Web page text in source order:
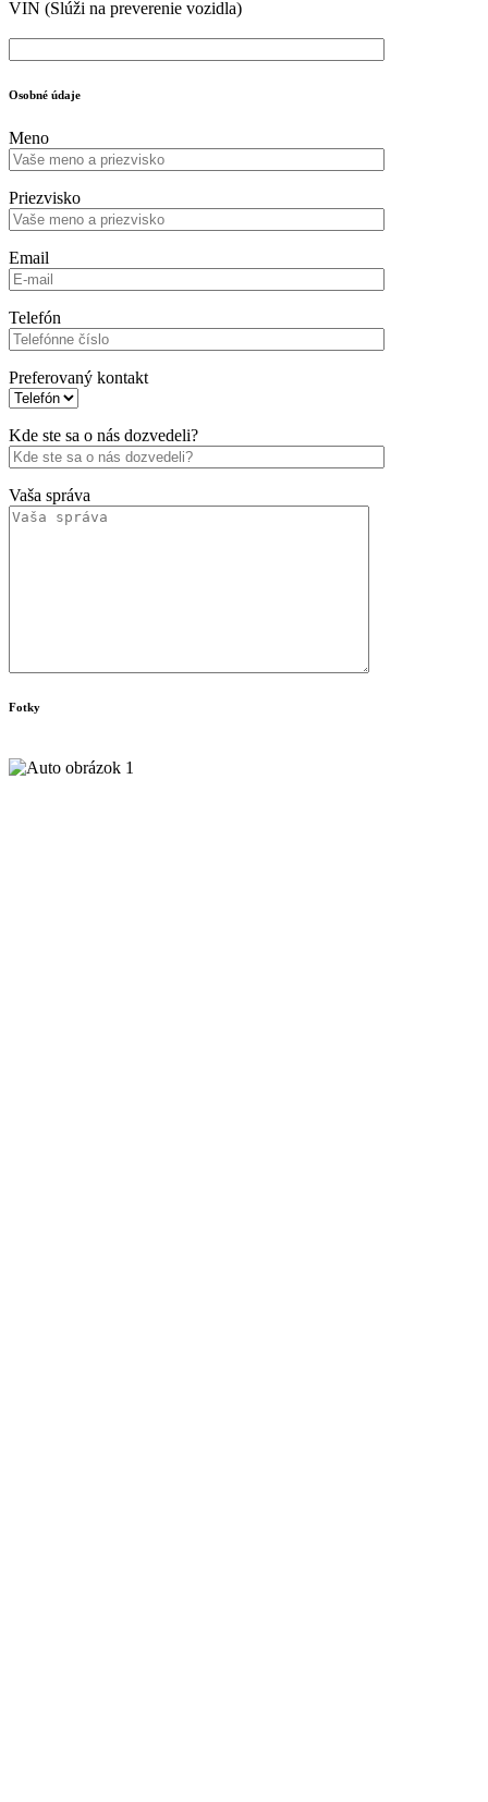
VIN (Slúži na preverenie vozidla)
Osobné údaje
Meno
Priezvisko
Email
Telefón
Preferovaný kontakt
Kde ste sa o nás dozvedeli?
Vaša správa
Fotky